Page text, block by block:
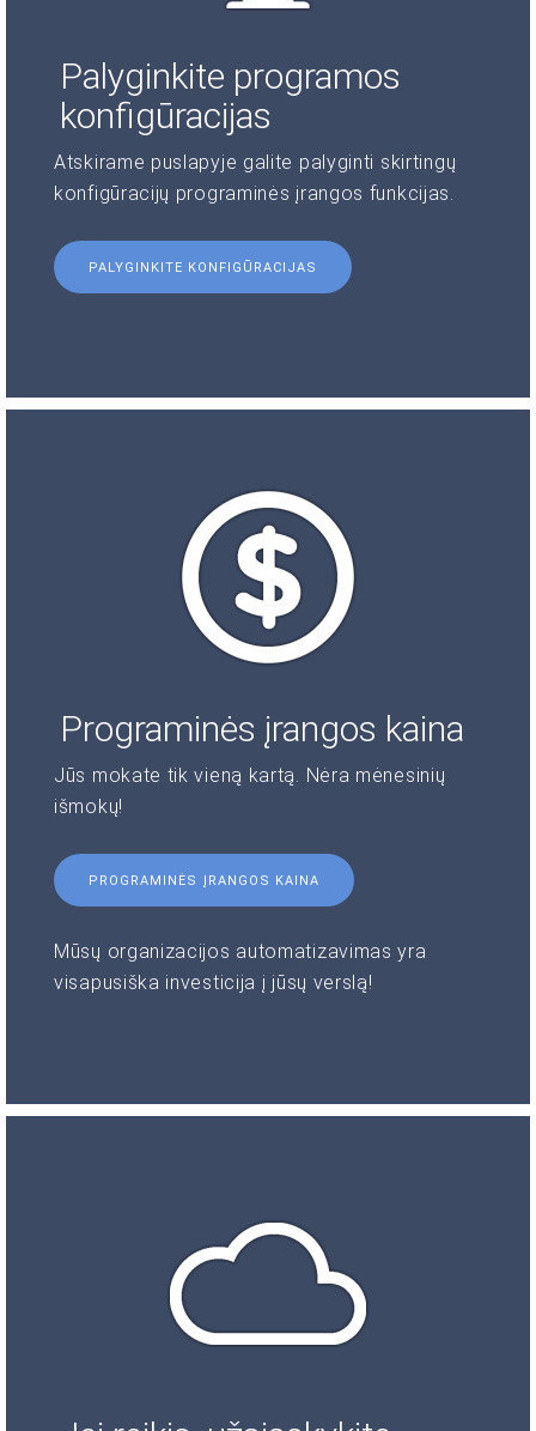
Palyginkite programos
konfigūracijas
Atskirame puslapyje galite palyginti skirtingų
konfigūracijų programinės įrangos funkcijas.
PALYGINKITE KONFIGŪRACIJAS
Programinės įrangos kaina
Jūs mokate tik vieną kartą. Nėra mėnesinių
išmokų!
PROGRAMINĖS ĮRANGOS KAINA
Mūsų organizacijos automatizavimas yra
visapusiška investicija į jūsų verslą!